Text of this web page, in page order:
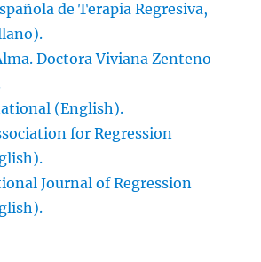
de Terapia Regresiva,
Doctora Viviana Zenteno
(English).
for Regression
Journal of Regression